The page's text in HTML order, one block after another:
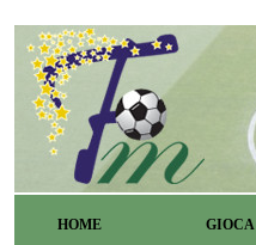
HOME GIOCA